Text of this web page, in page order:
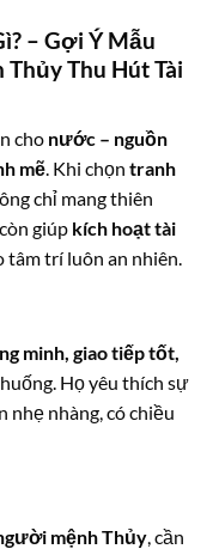
– Gợi Ý Mẫu
Thu Hút Tài
cho nước – nguồn
mẽ. Khi chọn tranh
chỉ mang thiên
giúp kích hoạt tài
tâm trí luôn an nhiên.
minh, giao tiếp tốt,
Họ yêu thích sự
nhẹ nhàng, có chiều
mệnh Thủy, cần